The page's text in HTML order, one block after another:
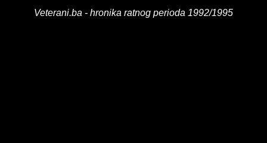
Veterani.ba - hronika ratnog perioda 1992/1995